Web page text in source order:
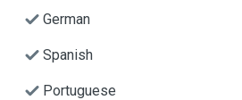
German
Spanish
Portuguese